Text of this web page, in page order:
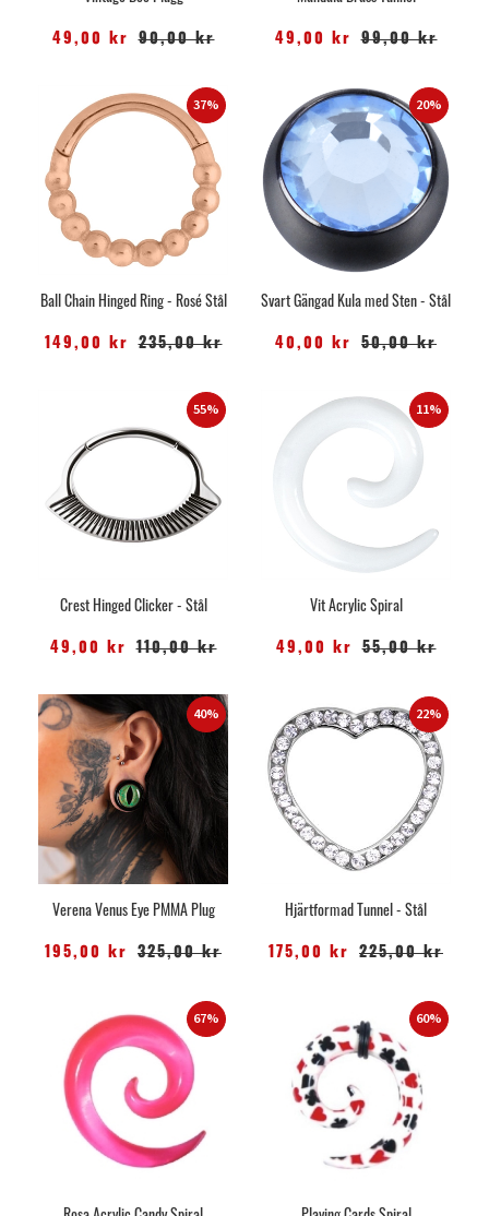
49,00 kr 90,00 kr 49,00 kr 99,00 kr
37%
Ball Chain Hinged Ring - Rosé Stål
149,00 kr 235,00 kr
20%
Svart Gängad Kula med Sten - Stål
40,00 kr 50,00 kr
55%
Crest Hinged Clicker - Stål
49,00 kr 110,00 kr
11%
Vit Acrylic Spiral
49,00 kr 55,00 kr
40%
Verena Venus Eye PMMA Plug
195,00 kr 325,00 kr
22%
Hjärtformad Tunnel - Stål
175,00 kr 225,00 kr
67% 60%